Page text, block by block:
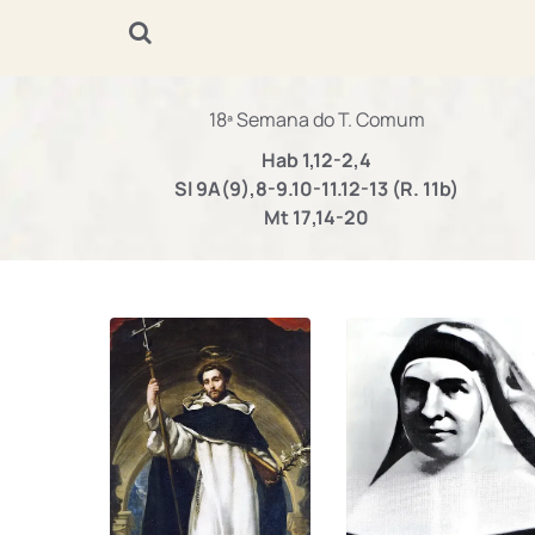
18ª Semana do T. Comum
Hab 1,12-2,4
Sl 9A(9),8-9.10-11.12-13 (R. 11b)
Mt 17,14-20